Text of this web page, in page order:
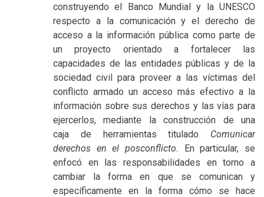
construyendo el Banco Mundial y la UNESCO
respecto a la comunicación y el derecho de
acceso a la información pública como parte de
un proyecto orientado a fortalecer las
capacidades de las entidades públicas y de la
sociedad civil para proveer a las víctimas del
conflicto armado un acceso más efectivo a la
información sobre sus derechos y las vías para
ejercerlos, mediante la construcción de una
caja
de herramientas titulado Comunicar
derechos en el posconflicto. En particular, se
enfocó en las responsabilidades en torno a
cambiar la forma en que se comunican y
específicamente en la forma cómo se hace